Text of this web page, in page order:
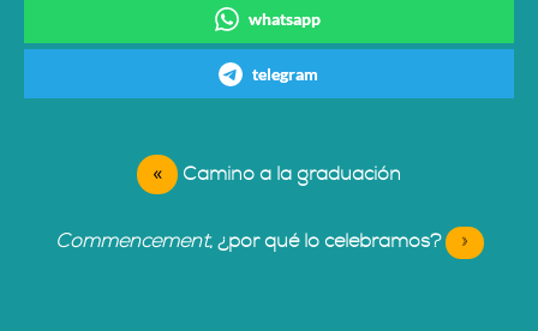
whatsapp
telegram
« Camino a la graduación
Commencement, ¿por qué lo celebramos? »